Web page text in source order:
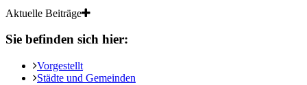
Aktuelle Beiträge
Sie befinden sich hier:
Vorgestellt
Städte und Gemeinden